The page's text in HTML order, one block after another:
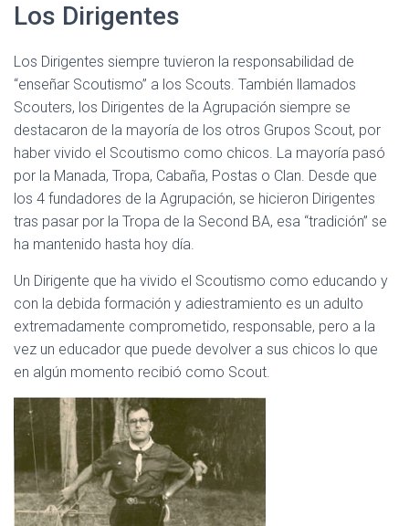
Los Dirigentes
Los Dirigentes siempre tuvieron la responsabilidad de
“enseñar Scoutismo” a los Scouts. También llamados
Scouters, los Dirigentes de la Agrupación siempre se
destacaron de la mayoría de los otros Grupos Scout, por
haber vivido el Scoutismo como chicos. La mayoría pasó
por la Manada, Tropa, Cabaña, Postas o Clan. Desde que
los 4 fundadores de la Agrupación, se hicieron Dirigentes
tras pasar por la Tropa de la Second BA, esa “tradición” se
ha mantenido hasta hoy día.
Un Dirigente que ha vivido el Scoutismo como educando y
con la debida formación y adiestramiento es un adulto
extremadamente comprometido, responsable, pero a la
vez un educador que puede devolver a sus chicos lo que
en algún momento recibió como Scout.